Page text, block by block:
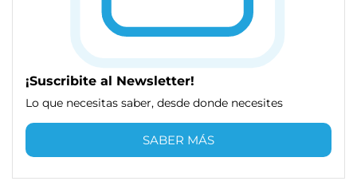
¡Suscribite al Newsletter!
Lo que necesitas saber, desde donde necesites
SABER MÁS